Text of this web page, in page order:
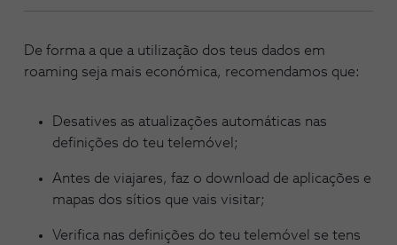
De forma a que a utilização dos teus dados em
roaming seja mais económica, recomendamos que:
Desatives as atualizações automáticas nas
definições do teu telemóvel;
Antes de viajares, faz o download de aplicações e
mapas dos sítios que vais visitar;
Verifica nas definições do teu telemóvel se tens